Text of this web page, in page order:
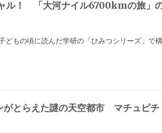
ル！ 「大河ナイル6700kmの旅」
どもの頃に読んだ学研の「ひみつシリーズ」で構
がとらえた謎の天空都市 マチュピチ